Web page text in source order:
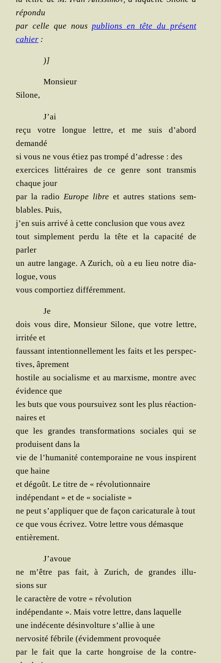
répondu
par celle que nous publions en tête du pré­sent
cahier :
)]
Mon­sieur
Silone,
J’ai
reçu votre longue lettre, et me suis d’abord
demandé
si vous ne vous étiez pas trom­pé d’adresse : des
exer­cices lit­té­raires de ce genre sont trans­mis
chaque jour
par la radio Europe libre et autres sta­tions sem­
blables. Puis,
j’en suis arri­vé à cette conclu­sion que vous avez
tout sim­ple­ment per­du la tête et la capa­ci­té de
parler
un autre lan­gage. A Zurich, où a eu lieu notre dia­
logue, vous
vous com­por­tiez différemment.
Je
dois vous dire, Mon­sieur Silone, que votre lettre,
irri­tée et
faus­sant inten­tion­nel­le­ment les faits et les pers­pec­
tives, âprement
hos­tile au socia­lisme et au mar­xisme, montre avec
évi­dence que
les buts que vous pour­sui­vez sont les plus réac­tion­
naires et
que les grandes trans­for­ma­tions sociales qui se
pro­duisent dans la
vie de l’humanité contem­po­raine ne vous ins­pirent
que haine
et dégoût. Le titre de « révolutionnaire
indé­pen­dant » et de « socialiste »
ne peut s’appliquer que de façon cari­ca­tu­rale à tout
ce que vous écri­vez. Votre lettre vous démasque
entièrement.
J’avoue
ne m’être pas fait, à Zurich, de grandes illu­
sions sur
le carac­tère de votre « révolution
indé­pen­dante ». Mais votre lettre, dans laquelle
une indé­cente désin­vol­ture s’allie à une
ner­vo­si­té fébrile (évi­dem­ment provoquée
par le fait que la carte hon­groise de la contre-